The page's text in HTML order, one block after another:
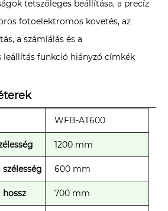
tetszőleges beállítása, a precíz
fotoelektromos követés, az
a számlálás és a
leállítás funkció hiányzó címkék
WFB-AT600
1200 mm
600 mm
hossz 700 mm